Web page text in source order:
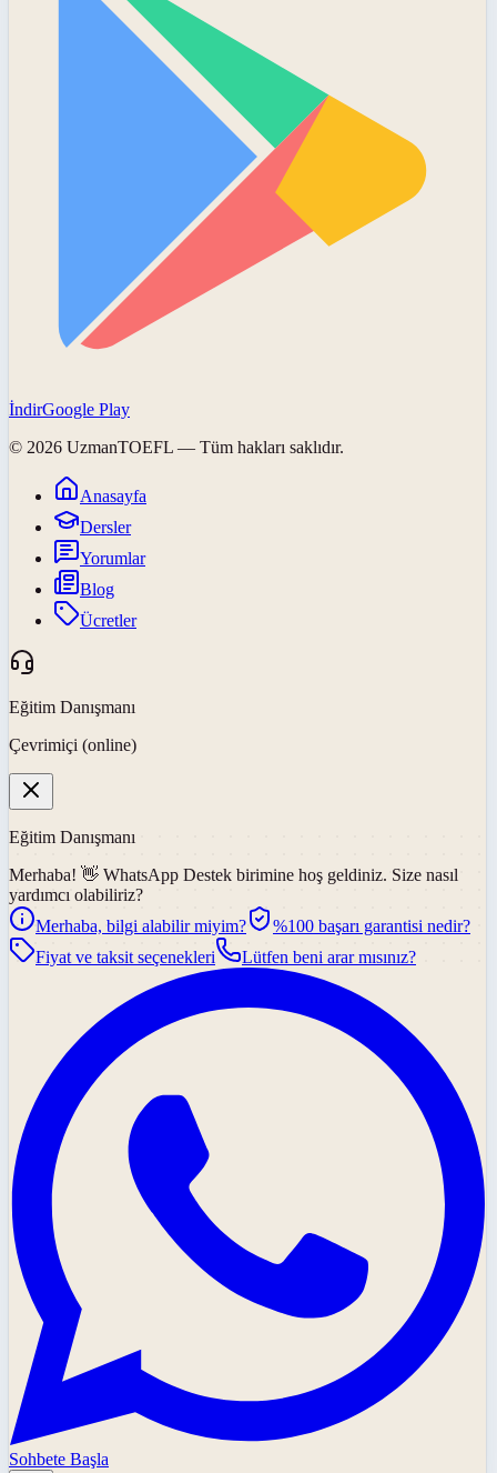
İndirGoogle Play
© 2026 UzmanTOEFL — Tüm hakları saklıdır.
Anasayfa
Dersler
Yorumlar
Blog
Ücretler
Eğitim Danışmanı
Çevrimiçi (online)
Eğitim Danışmanı
Merhaba! 👋 WhatsApp Destek birimine hoş geldiniz. Size nasıl
yardımcı olabiliriz?
Merhaba, bilgi alabilir miyim?
%100 başarı garantisi nedir?
Fiyat ve taksit seçenekleri
Lütfen beni arar mısınız?
Sohbete Başla